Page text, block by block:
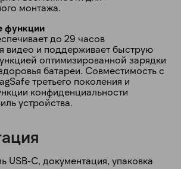
монтажа.
функции
до 29 часов
видео и поддерживает быструю
оптимизированной зарядки
батареи. Совместимость с
третьего поколения и
конфиденциальности
устройства.
USB-C, документация, упаковка